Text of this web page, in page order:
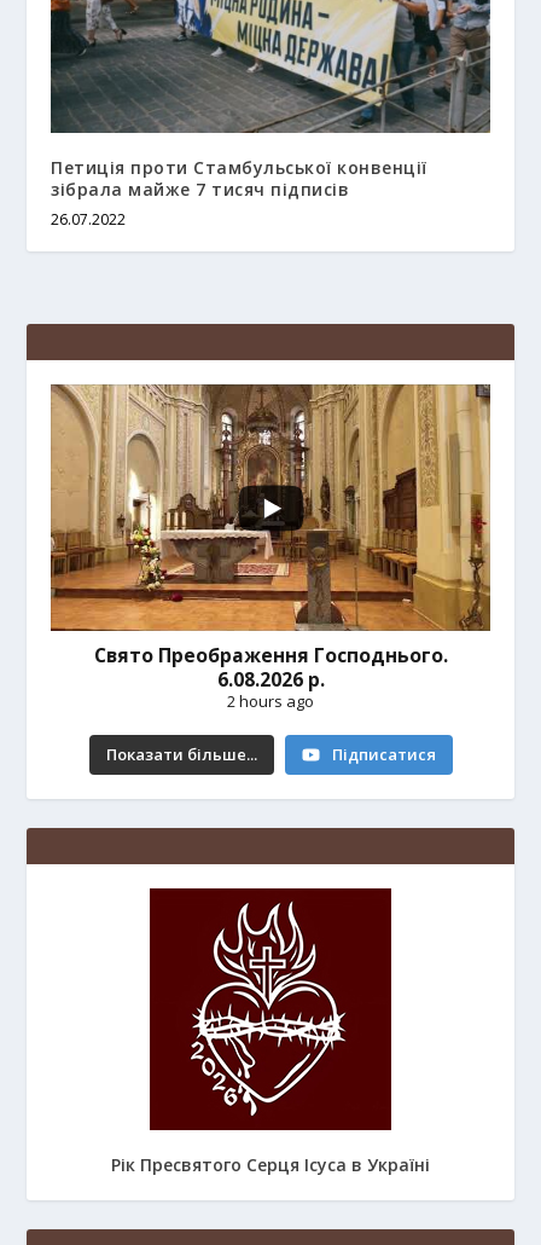
Петиція проти Стамбульської конвенції
зібрала майже 7 тисяч підписів
26.07.2022
Свято Преображення Господнього.
6.08.2026 р.
2 hours ago
Показати більше... Підписатися
Рік Пресвятого Серця Ісуса в Україні